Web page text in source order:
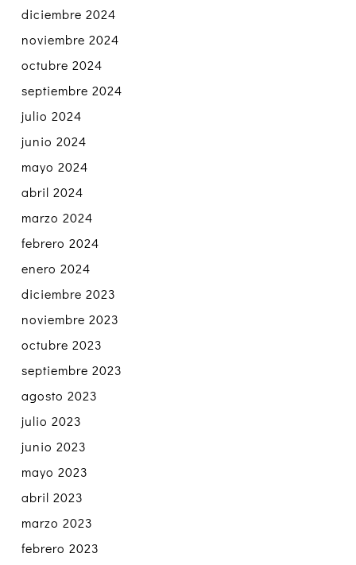
diciembre 2024
noviembre 2024
octubre 2024
septiembre 2024
julio 2024
junio 2024
mayo 2024
abril 2024
marzo 2024
febrero 2024
enero 2024
diciembre 2023
noviembre 2023
octubre 2023
septiembre 2023
agosto 2023
julio 2023
junio 2023
mayo 2023
abril 2023
marzo 2023
febrero 2023